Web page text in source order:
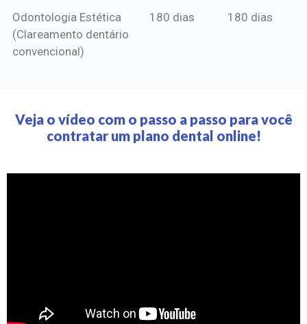
Odontologia Estética
(Clareamento dentário
convencional)
180 dias 180 dias
Veja o vídeo com o passo a passo para você
contratar um plano dental online!